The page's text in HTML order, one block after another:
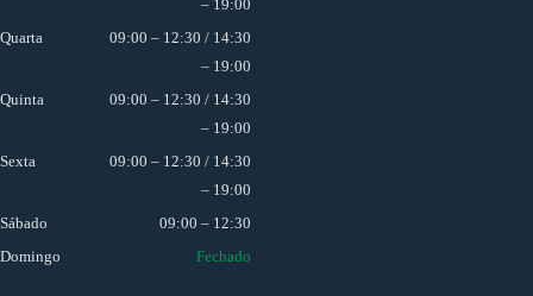
– 19:00
Quarta
09:00 – 12:30 / 14:30
– 19:00
Quinta
09:00 – 12:30 / 14:30
– 19:00
Sexta
09:00 – 12:30 / 14:30
– 19:00
Sábado
09:00 – 12:30
Domingo
Fechado